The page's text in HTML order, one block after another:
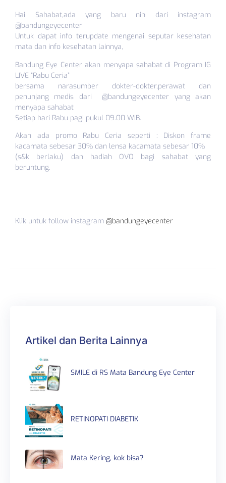
Hai Sahabat,ada yang baru nih dari instagram
@bandungeyecenter
Untuk dapat info terupdate mengenai seputar kesehatan
mata dan info kesehatan lainnya,
Bandung Eye Center akan menyapa sahabat di Program IG
LIVE “Rabu Ceria”
bersama narasumber dokter-dokter,perawat dan
penunjang medis dari @bandungeyecenter yang akan
menyapa sahabat
Setiap hari Rabu pagi pukul 09.00 WIB.
Akan ada promo Rabu Ceria seperti : Diskon frame
kacamata sebesar 30% dan lensa kacamata sebesar 10%
(s&k berlaku) dan hadiah OVO bagi sahabat yang
beruntung.
Klik untuk follow instagram @bandungeyecenter
Artikel dan Berita Lainnya
SMILE di RS Mata Bandung Eye Center
RETINOPATI DIABETIK
Mata Kering, kok bisa?